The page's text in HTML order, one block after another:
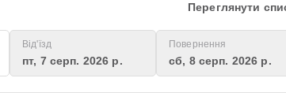
Переглянути
Від'їзд
пт, 7 серп. 2026 р.
Повернення
сб, 8 серп. 2026 р.